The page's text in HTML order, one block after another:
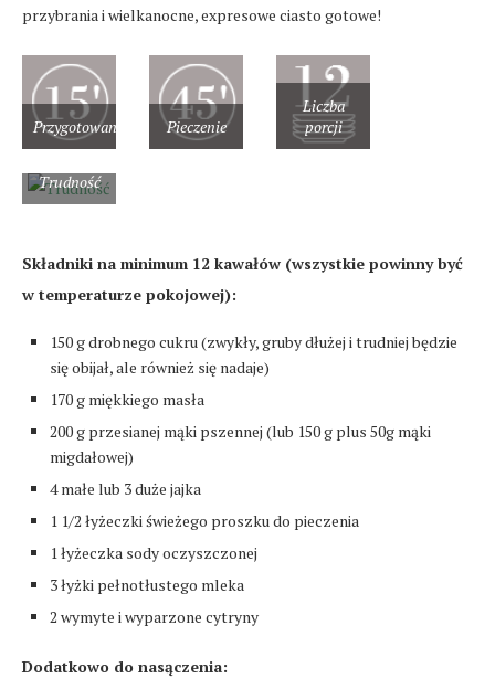
przybrania i wielkanocne, expresowe ciasto gotowe!
Przygotowanie Pieczenie
Liczba
porcji
Trudność
Składniki na minimum 12 kawałów (wszystkie powinny być
w temperaturze pokojowej):
150 g drobnego cukru (zwykły, gruby dłużej i trudniej będzie
się obijał, ale również się nadaje)
170 g miękkiego masła
200 g przesianej mąki pszennej (lub 150 g plus 50g mąki
migdałowej)
4 małe lub 3 duże jajka
1 1/2 łyżeczki świeżego proszku do pieczenia
1 łyżeczka sody oczyszczonej
3 łyżki pełnotłustego mleka
2 wymyte i wyparzone cytryny
Dodatkowo do nasączenia: